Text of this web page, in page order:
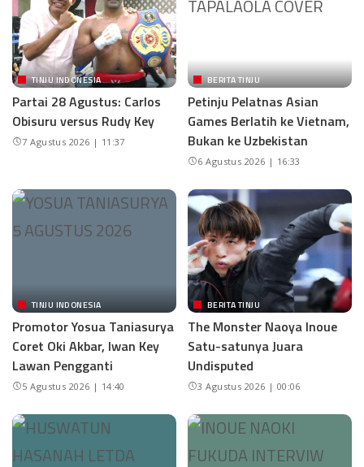
TINJU INDONESIA
Partai 28 Agustus: Carlos
Obisuru versus Rudy Key
7 Agustus 2026 | 11:37
BERITA TINJU
Petinju Pelatnas Asian
Games Berlatih ke Vietnam,
Bukan ke Uzbekistan
6 Agustus 2026 | 16:33
TINJU INDONESIA
Promotor Yosua Taniasurya
Coret Oki Akbar, Iwan Key
Lawan Pengganti
5 Agustus 2026 | 14:40
BERITA TINJU
The Monster Naoya Inoue
Satu-satunya Juara
Undisputed
3 Agustus 2026 | 00:06